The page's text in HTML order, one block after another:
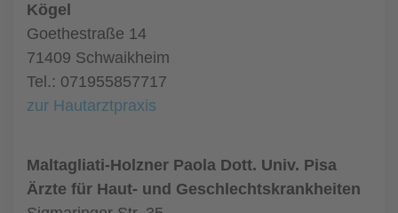
Kögel
Goethestraße 14
71409 Schwaikheim
Tel.: 071955857717
zur Hautarztpraxis
Maltagliati-Holzner Paola Dott. Univ. Pisa
Ärzte für Haut- und Geschlechtskrankheiten